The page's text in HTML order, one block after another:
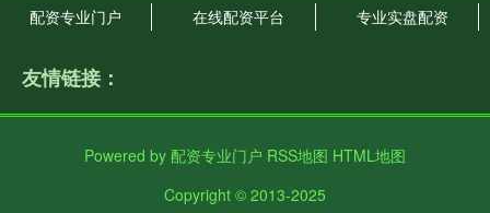
配资专业门户 在线配资平台 专业实盘配资
友情链接：
Powered by 配资专业门户 RSS地图 HTML地图
Copyright © 2013-2025